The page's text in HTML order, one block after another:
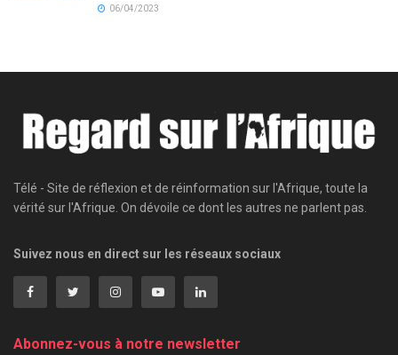
06/04/2023
Télé - Site de réflexion et de réinformation sur l'Afrique, toute la
vérité sur l'Afrique. On dévoile ce dont les autres ne parlent pas.
Suivez nous en direct sur les réseaux sociaux
Abonnez-vous à notre newsletter